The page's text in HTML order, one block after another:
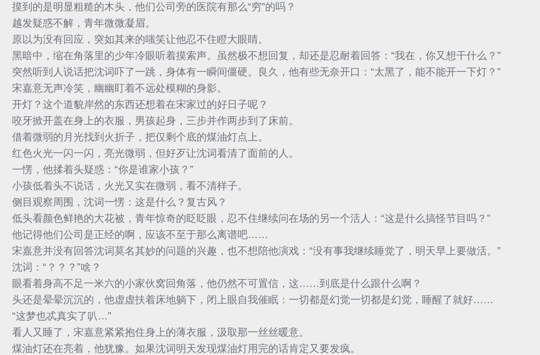
摸到的是明显粗糙的木头，他们公司旁的医院有那么“穷”的吗？
越发疑惑不解，青年微微凝眉。
原以为没有回应，突如其来的嗤笑让他忍不住瞪大眼睛。
黑暗中，缩在角落里的少年冷眼听着摸索声。虽然极不想回复，却还是忍耐着回答：“我在，你又想干什么？”
突然听到人说话把沈词吓了一跳，身体有一瞬间僵硬。良久，他有些无奈开口：“太黑了，能不能开一下灯？”
宋嘉意无声冷笑，幽幽盯着不远处模糊的身影。
开灯？这个道貌岸然的东西还想着在宋家过的好日子呢？
咬牙掀开盖在身上的衣服，男孩起身，三步并作两步到了床前。
借着微弱的月光找到火折子，把仅剩个底的煤油灯点上。
红色火光一闪一闪，亮光微弱，但好歹让沈词看清了面前的人。
一愣，他揉着头疑惑：“你是谁家小孩？”
小孩低着头不说话，火光又实在微弱，看不清样子。
侧目观察周围，沈词一愣：这是什么？复古风？
低头看颜色鲜艳的大花被，青年惊奇的眨眨眼，忍不住继续问在场的另一个活人：“这是什么搞怪节目吗？”
他记得他们公司是正经的啊，应该不至于那么离谱吧……
宋嘉意并没有回答沈词莫名其妙的问题的兴趣，也不想陪他演戏：“没有事我继续睡觉了，明天早上要做活。”
沈词：“？？？”啥？
眼看着身高不足一米六的小家伙窝回角落，他仍然不可置信，这……到底是什么跟什么啊？
头还是晕晕沉沉的，他虚虚扶着床地躺下，闭上眼自我催眠：一切都是幻觉一切都是幻觉，睡醒了就好……
“这梦也忒真实了叭…”
看人又睡了，宋嘉意紧紧抱住身上的薄衣服，汲取那一丝丝暖意。
煤油灯还在亮着，他犹豫。如果沈词明天发现煤油灯用完的话肯定又要发疯。